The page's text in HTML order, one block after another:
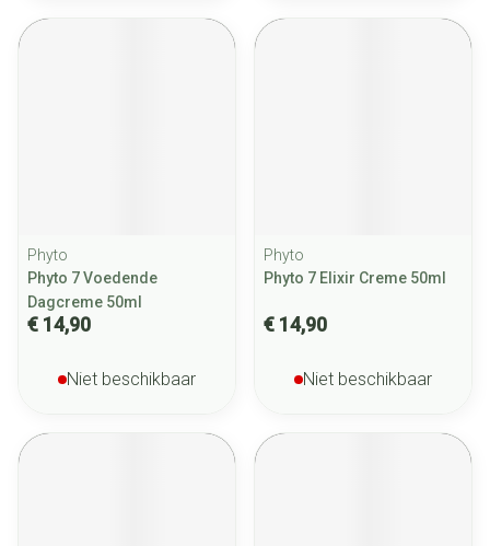
Phyto
Phyto 7 Voedende
Dagcreme 50ml
€ 14,90
Niet beschikbaar
Phyto
Phyto 7 Elixir Creme 50ml
€ 14,90
Niet beschikbaar